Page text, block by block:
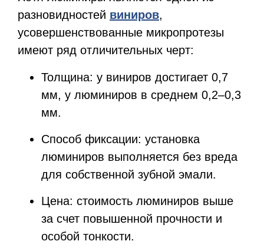
разновидностей виниров,
усовершенствованные микропротезы
имеют ряд отличительных черт:
Толщина: у виниров достигает 0,7
мм, у люминиров в среднем 0,2–0,3
мм.
Способ фиксации: установка
люминиров выполняется без вреда
для собственной зубной эмали.
Цена: стоимость люминиров выше
за счет повышенной прочности и
особой тонкости.